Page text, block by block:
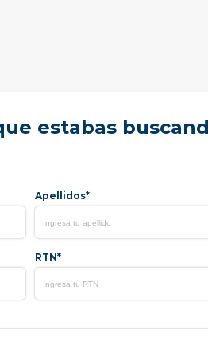
estabas
Apellidos*
RTN*